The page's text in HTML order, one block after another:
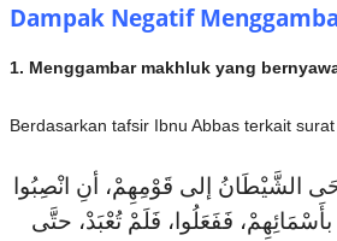
Dampak Negatif
1. Menggambar makhluk yang
Berdasarkan tafsir Ibnu Abbas terkait surat
الشَّيْطَانُ إلى قَوْمِهِمْ، أنِ انْصِبُوا
فَفَعَلُوا، فَلَمْ تُعْبَدْ، حتَّى